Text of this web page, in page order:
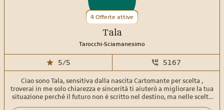
4 Offerte attive
Tala
Tarocchi.Sciamanesimo
5/5 5167
Ciao sono Tala, sensitiva dalla nascita Cartomante per scelta ,
troverai in me solo chiarezza e sincerità ti aiuterò a migliorare la tua
situazione perché il futuro non è scritto nel destino, ma nelle scelte